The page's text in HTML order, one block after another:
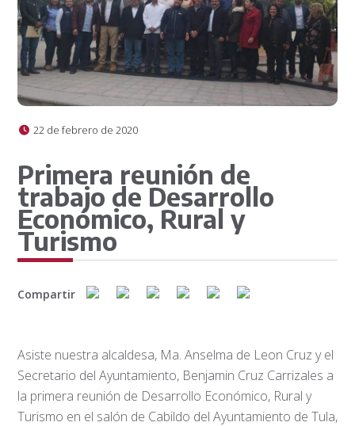
22 de febrero de 2020
Primera reunión de
trabajo de Desarrollo
Económico, Rural y
Turismo
Compartir
Asiste nuestra alcaldesa, Ma. Anselma de Leon Cruz y el
Secretario del Ayuntamiento, Benjamin Cruz Carrizales a
la primera reunión de Desarrollo Económico, Rural y
Turismo en el salón de Cabildo del Ayuntamiento de Tula,